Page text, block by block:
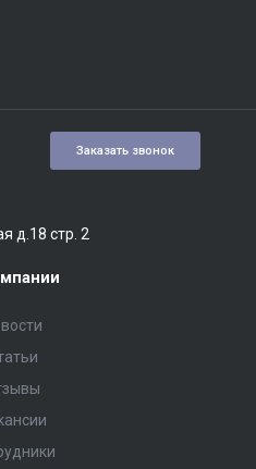
Заказать звонок
д.18 стр. 2